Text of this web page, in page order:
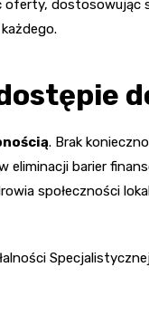
dostosowując
. Brak
eliminacji barier
społeczności